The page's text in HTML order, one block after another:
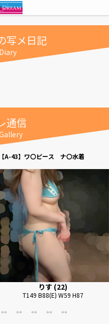
写メ日記
通信
【A-43】ワ〇ピース ナ〇水着
りす (22)
T149 B88(E) W59 H87